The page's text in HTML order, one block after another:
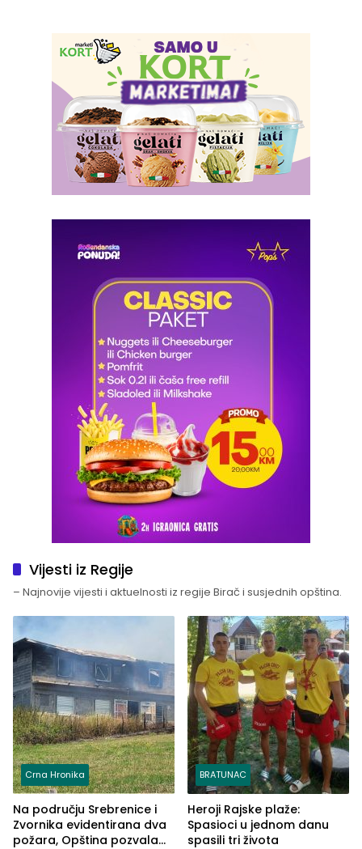
Vijesti iz Regije
– Najnovije vijesti i aktuelnosti iz regije Birač i susjednih opština.
Crna Hronika
Na području Srebrenice i
Zvornika evidentirana dva
požara, Opština pozvala
BRATUNAC
Heroji Rajske plaže:
Spasioci u jednom danu
spasili tri života